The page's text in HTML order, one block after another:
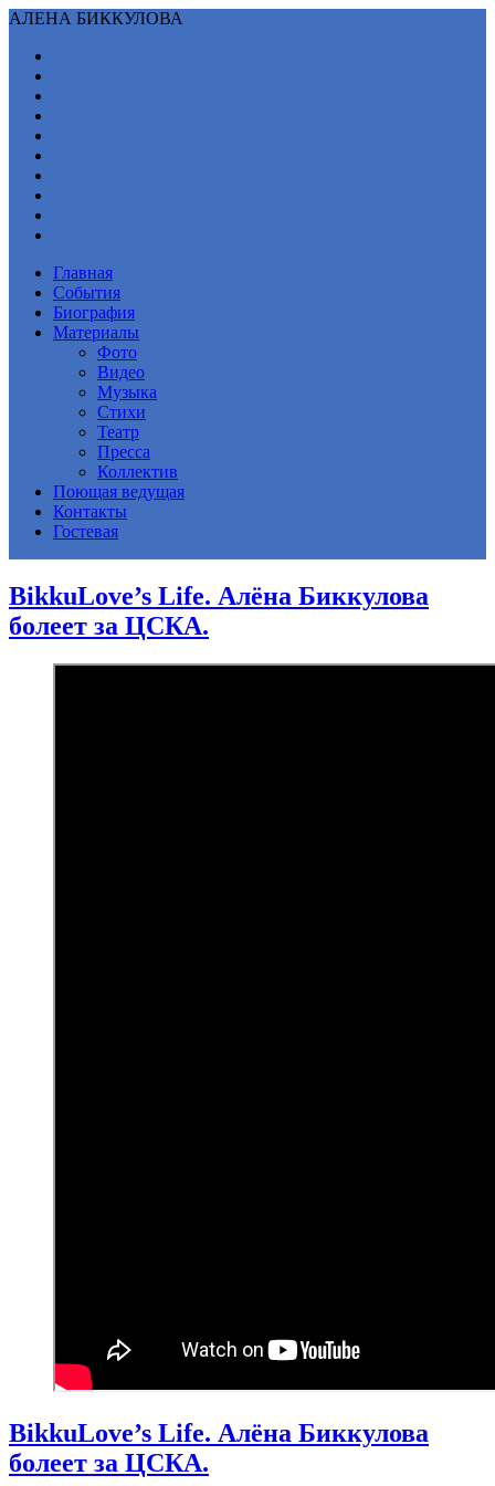
АЛЕНА БИККУЛОВА
Главная
События
Биография
Материалы
Фото
Видео
Музыка
Стихи
Театр
Пресса
Коллектив
Поющая ведущая
Контакты
Гостевая
BikkuLove’s Life. Алёна Биккулова
болеет за ЦСКА.
BikkuLove’s Life. Алёна Биккулова
болеет за ЦСКА.